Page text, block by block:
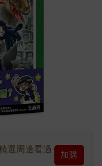
選周邊看過
加購